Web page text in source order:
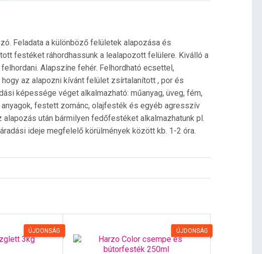
Feladata a különböző felületek alapozása és
festéket ráhordhassunk a lealapozott felülere. Kiválló a
Alapszíne fehér. Felhordható ecsettel,
az alapozni kívánt felület zsírtalanított , por és
képessége véget alkalmazható: műanyag, üveg, fém,
festett zománc, olajfesték és egyéb agresszív
után bármilyen fedőfestéket alkalmazhatunk pl.
ideje megfelelő körülmények között kb. 1-2 óra.
ÚJDONSÁG ÚJDONSÁG